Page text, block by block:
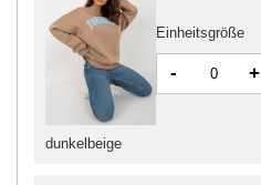
dunkelbeige
Einheitsgröße
- +